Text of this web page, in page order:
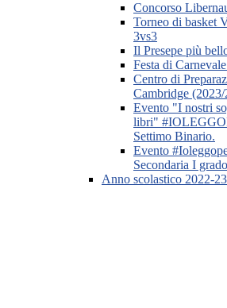
Concorso
Torneo di basket
3vs3
Il Presepe più
Festa di
Centro di
Cambridge
Evento "I nostri
libri"
Settimo Binario.
Evento
Secondaria I grado
Anno scolastico 2022-